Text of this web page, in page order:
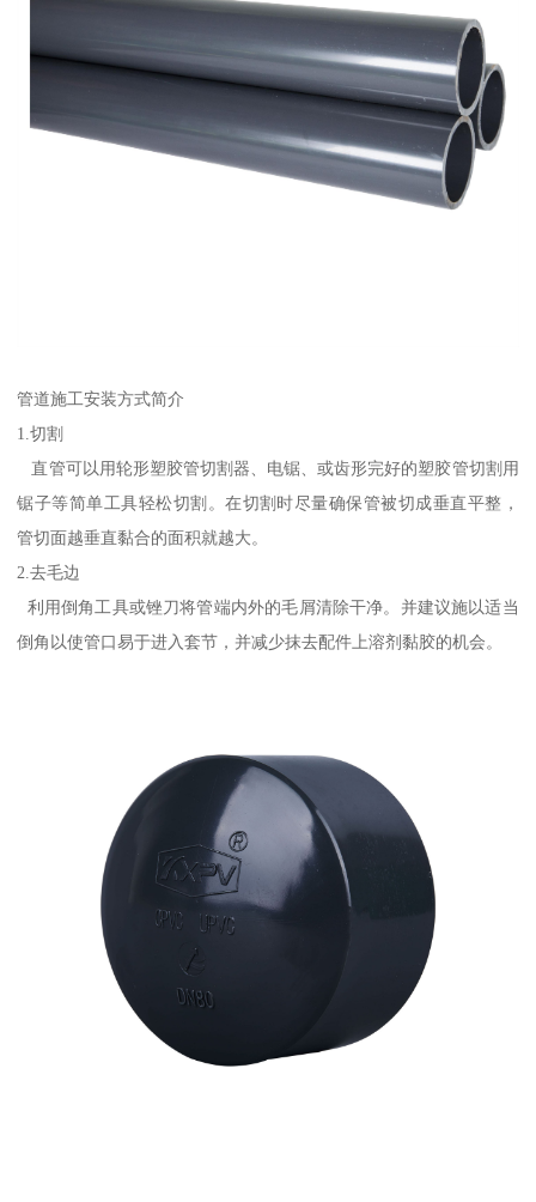
管道施工安装方式简介
1.切割
直管可以用轮形塑胶管切割器、电锯、或齿形完好的塑胶管切割用
锯子等简单工具轻松切割。在切割时尽量确保管被切成垂直平整，
管切面越垂直黏合的面积就越大。
2.去毛边
利用倒角工具或锉刀将管端内外的毛屑清除干净。并建议施以适当
倒角以使管口易于进入套节，并减少抹去配件上溶剂黏胶的机会。